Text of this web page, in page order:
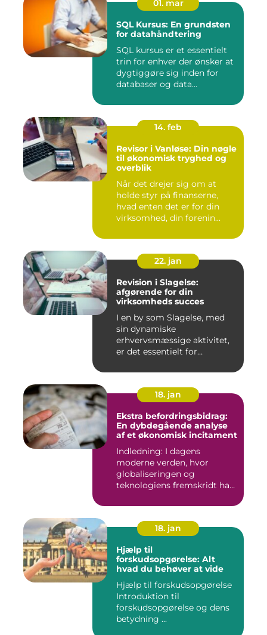
01. mar
SQL Kursus: En grundsten
for datahåndtering
SQL kursus er et essentielt
trin for enhver der ønsker at
dygtiggøre sig inden for
databaser og data...
14. feb
Revisor i Vanløse: Din nøgle
til økonomisk tryghed og
overblik
Når det drejer sig om at
holde styr på finanserne,
hvad enten det er for din
virksomhed, din forenin...
22. jan
Revision i Slagelse:
afgørende for din
virksomheds succes
I en by som Slagelse, med
sin dynamiske
erhvervsmæssige aktivitet,
er det essentielt for
18. jan
Ekstra befordringsbidrag:
En dybdegående analyse
af et økonomisk incitament
Indledning: I dagens
moderne verden, hvor
globaliseringen og
teknologiens fremskridt har
18. jan
Hjælp til
forskudsopgørelse: Alt
hvad du behøver at vide
Hjælp til forskudsopgørelse
Introduktion til
forskudsopgørelse og dens
betydning ...